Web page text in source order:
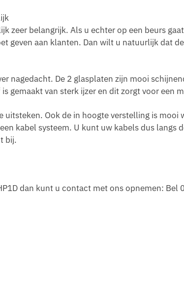
zeer belangrijk. Als u echter op een beurs
geven aan klanten. Dan wilt u natuurlijk dat
nagedacht. De 2 glasplaten zijn mooi
gemaakt van sterk ijzer en dit zorgt voor een
Ook de in hoogte verstelling is mooi
kabel systeem. U kunt uw kabels dus langs
bij.
dan kunt u contact met ons opnemen: Bel